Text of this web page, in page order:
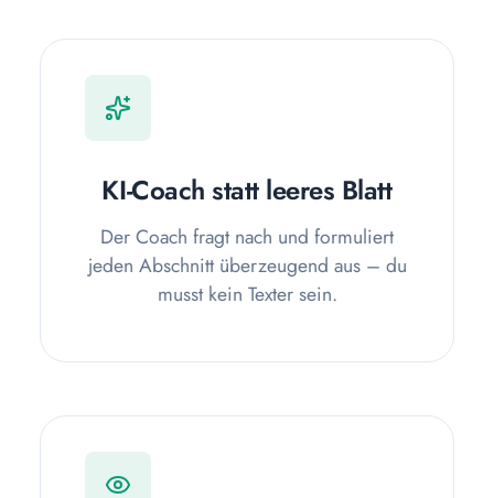
KI-Coach statt leeres Blatt
Der Coach fragt nach und formuliert
jeden Abschnitt überzeugend aus – du
musst kein Texter sein.